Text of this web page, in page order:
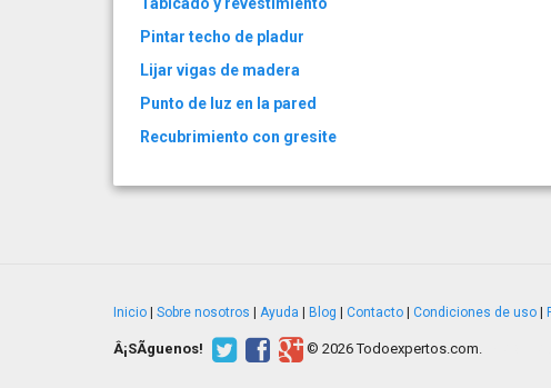
Pintar techo de pladur
Lijar vigas de madera
Punto de luz en la pared
Recubrimiento con gresite
Inicio Sobre nosotros Ayuda Blog Contacto Condiciones de uso
Â¡SÃ­guenos! © 2026 Todoexpertos.com.